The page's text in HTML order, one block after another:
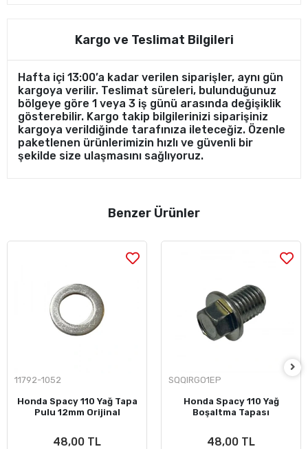
Kargo ve Teslimat Bilgileri
Hafta içi 13:00’a kadar verilen siparişler, aynı gün
kargoya verilir. Teslimat süreleri, bulunduğunuz
bölgeye göre 1 veya 3 iş günü arasında değişiklik
gösterebilir. Kargo takip bilgilerinizi siparişiniz
kargoya verildiğinde tarafınıza ileteceğiz. Özenle
paketlenen ürünlerimizin hızlı ve güvenli bir
şekilde size ulaşmasını sağlıyoruz.
Benzer Ürünler
11792-1052
Honda Spacy 110 Yağ Tapa
Pulu 12mm Orijinal
48,00 TL
SQQIRGO1EP
Honda Spacy 110 Yağ
Boşaltma Tapası
48,00 TL